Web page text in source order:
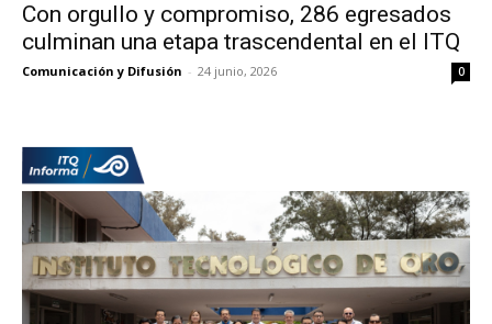
Con orgullo y compromiso, 286 egresados
culminan una etapa trascendental en el ITQ
Comunicación y Difusión - 24 junio, 2026 0